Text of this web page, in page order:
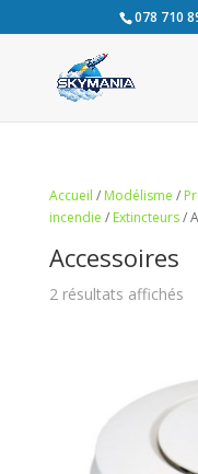
078 710
Accueil / Modélisme /
incendie / Extincteurs/
Accessoires
2 résultats affichés